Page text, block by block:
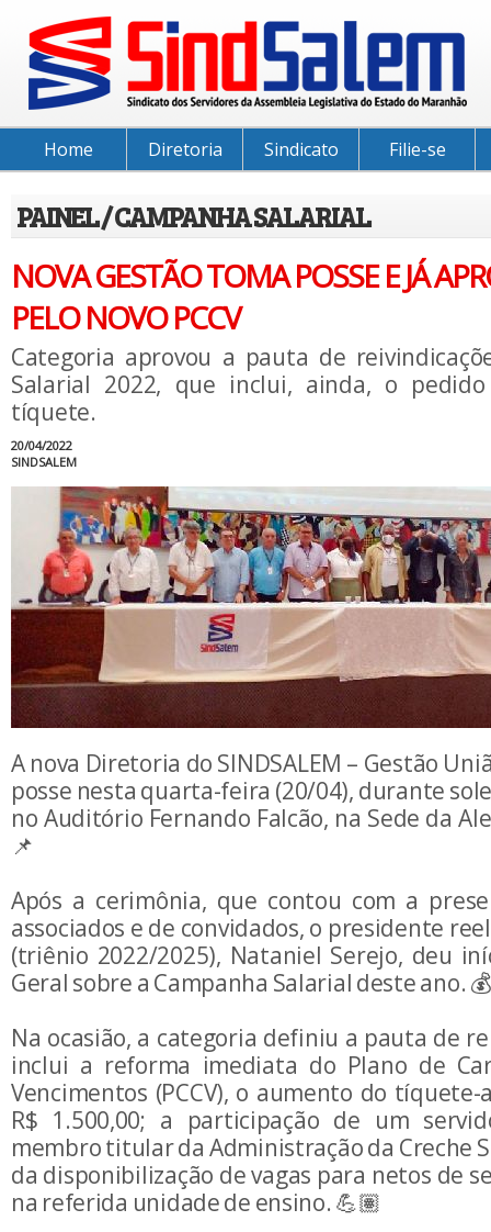
Home Diretoria Sindicato Filie-se
PAINEL / CAMPANHA SALARIAL
NOVA GESTÃO TOMA POSSE E JÁ
PELO NOVO PCCV
Categoria aprovou a pauta de
Salarial 2022, que inclui, ainda, o
tíquete.
20/04/2022
SINDSALEM
A nova Diretoria do SINDSALEM – Gestão
posse nesta quarta-feira (20/04), durante
no Auditório Fernando Falcão, na Sede da
📌
Após a cerimônia, que contou com a
associados e de convidados, o presidente
(triênio 2022/2025), Nataniel Serejo, deu
Geral sobre a Campanha Salarial deste ano. 💰
Na ocasião, a categoria definiu a pauta de
inclui a reforma imediata do Plano de
Vencimentos (PCCV), o aumento do
R$ 1.500,00; a participação de um
membro titular da Administração da Creche
da disponibilização de vagas para netos de
na referida unidade de ensino. 💪🏽